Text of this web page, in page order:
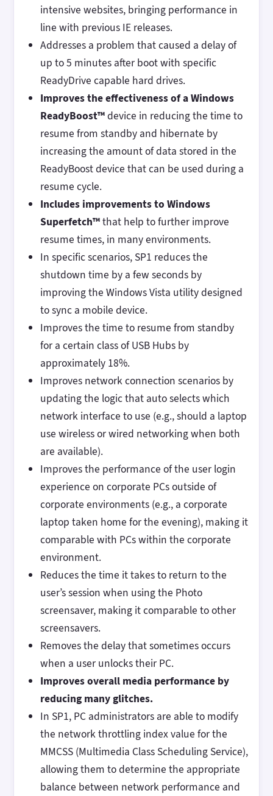
intensive websites, bringing performance in
line with previous IE releases.
Addresses a problem that caused a delay of
up to 5 minutes after boot with specific
ReadyDrive capable hard drives.
Improves the effectiveness of a Windows
ReadyBoost™device in reducing the time to
resume from standby and hibernate by
increasing the amount of data stored in the
ReadyBoost device that can be used during a
resume cycle.
Includes improvements to Windows
Superfetch™that help to further improve
resume times, in many environments.
In specific scenarios, SP1 reduces the
shutdown time by a few seconds by
improving the Windows Vista utility designed
to sync a mobile device.
Improves the time to resume from standby
for a certain class of USB Hubs by
approximately 18%.
Improves network connection scenarios by
updating the logic that auto selects which
network interface to use (e.g., should a laptop
use wireless or wired networking when both
are available).
Improves the performance of the user login
experience on corporate PCs outside of
corporate environments (e.g., a corporate
laptop taken home for the evening), making it
comparable with PCs within the corporate
environment.
Reduces the time it takes to return to the
user’s session when using the Photo
screensaver, making it comparable to other
screensavers.
Removes the delay that sometimes occurs
when a user unlocks their PC.
Improves overall media performance by
reducing many glitches.
In SP1, PC administrators are able to modify
the network throttling index value for the
MMCSS (Multimedia Class Scheduling Service),
allowing them to determine the appropriate
balance between network performance and